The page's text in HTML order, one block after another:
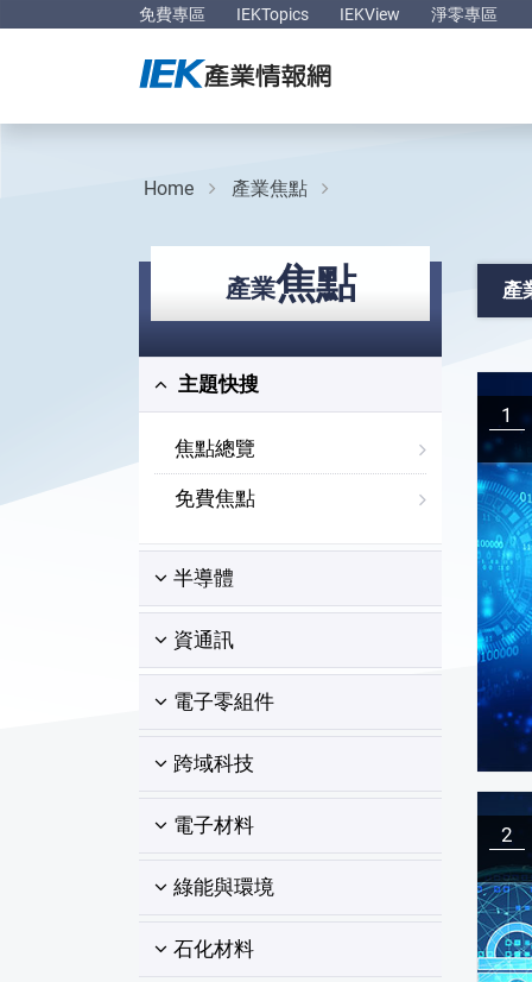
免費專區 IEKTopics IEKView 淨零專區
Home 產業焦點
產業焦點
主題快搜
焦點總覽
免費焦點
半導體
資通訊
電子零組件
跨域科技
電子材料
綠能與環境
石化材料
產
1
2